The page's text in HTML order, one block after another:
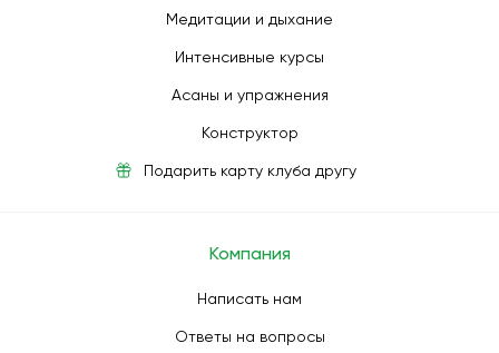
Медитации и дыхание
Интенсивные курсы
Асаны и упражнения
Конструктор
Подарить карту клуба другу
Компания
Написать нам
Ответы на вопросы